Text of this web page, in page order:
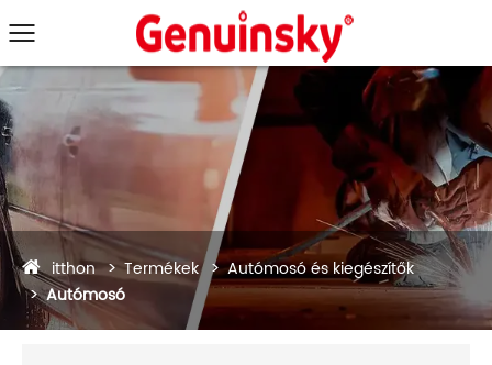
itthon Termékek
Autómosó és kiegészítők
Autómosó